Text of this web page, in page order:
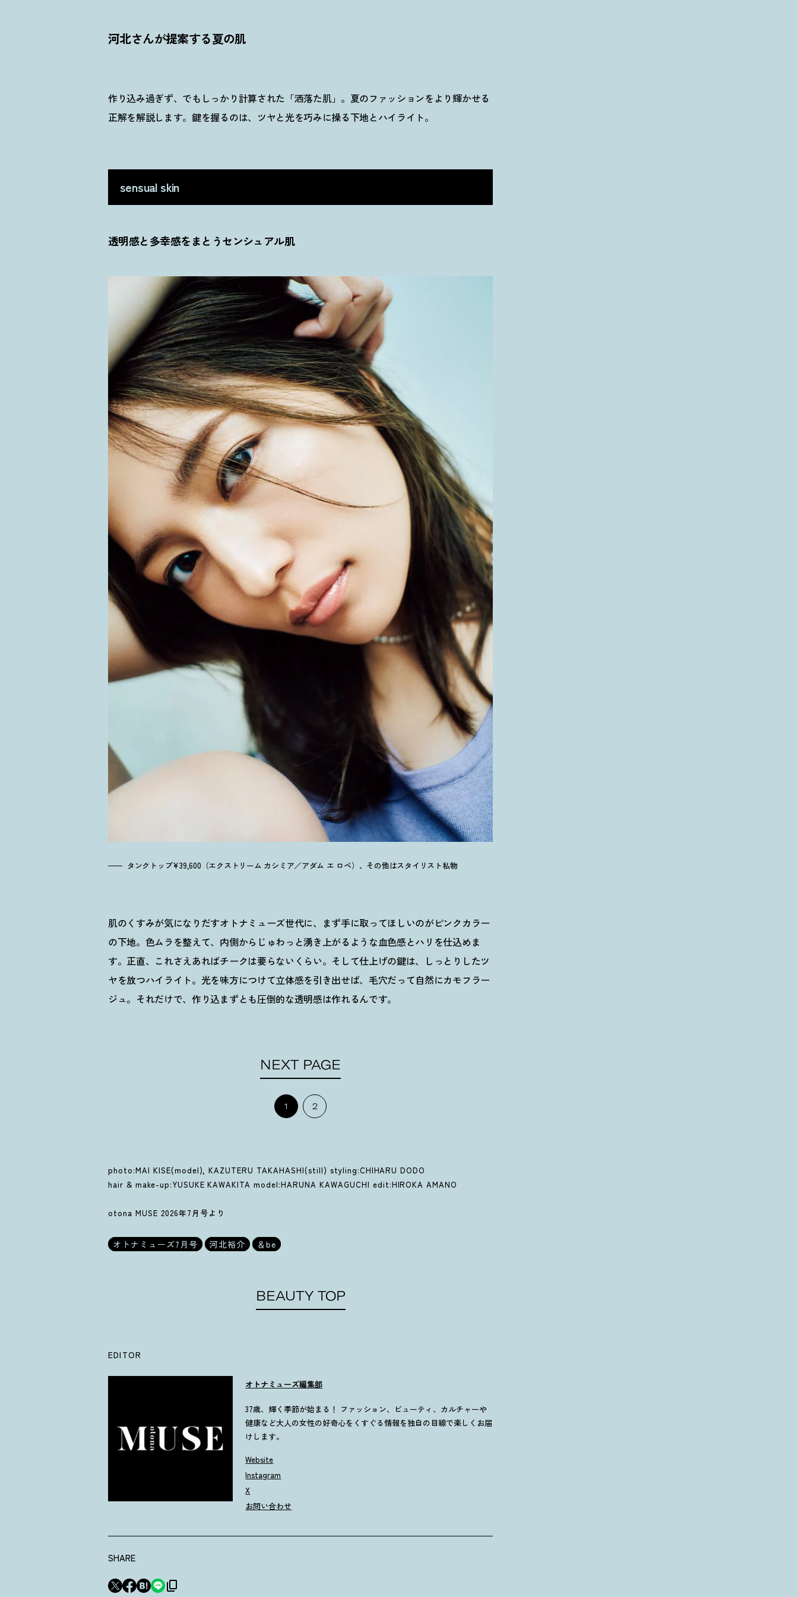
河北さんが提案する夏の肌
作り込み過ぎず、でもしっかり計算された「洒落た肌」。 夏のファッションをより輝かせる
正解を解説します。鍵を握るのは、ツヤと光を巧みに操る下地とハイライト。
sensual skin
透明感と多幸感をまとうセンシュアル肌
タンクトップ¥39,600（エクストリーム カシミア／アダム エ ロペ）、その他はスタイリスト私物
肌のくすみが気になりだすオトナミューズ世代に、まず手に取ってほしいのがピンクカラー
の下地。色ムラを整えて、内側からじゅわっと湧き上がるような血色感とハリを仕込めま
す。正直、これさえあればチークは要らないくらい。そして仕上げの鍵は、しっとりしたツ
ヤを放つハイライト。光を味方につけて立体感を引き出せば、毛穴だって自然にカモフラー
ジュ。それだけで、作り込まずとも圧倒的な透明感は作れるんです。
NEXT PAGE
1 2
photo:MAI KISE(model), KAZUTERU TAKAHASHI(still) styling:CHIHARU DODO
hair & make-up:YUSUKE KAWAKITA model:HARUNA KAWAGUCHI edit:HIROKA AMANO
otona MUSE 2026年7月号より
オトナミューズ7月号 河北裕介 ＆be
BEAUTY TOP
EDITOR
オトナミューズ編集部
37歳、輝く季節が始まる！ ファッション、ビューティ、カルチャーや
健康など大人の女性の好奇心をくすぐる情報を独自の目線で楽しくお届
けします。
Website
Instagram
X
お問い合わせ
SHARE